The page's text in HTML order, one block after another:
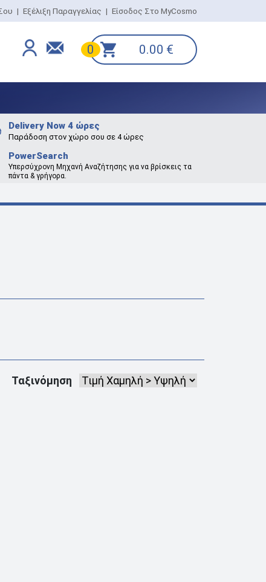
| Εξέλιξη Παραγγελίας | Είσοδος Στο MyCosmo
0 0.00 €
Delivery Now 4 ώρες
Παράδοση στον χώρο σου σε 4 ώρες
PowerSearch
Υπερσύχρονη Μηχανή Αναζήτησης για να βρίσκεις τα
πάντα & γρήγορα.
Ταξινόμηση